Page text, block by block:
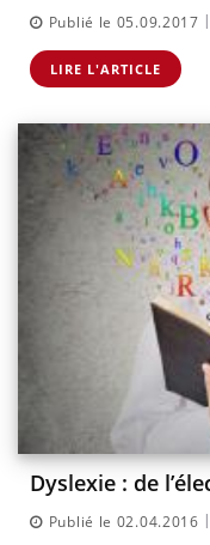
Publié le 05.09.2017 |
LIRE L'ARTICLE
Dyslexie : de
Publié le 02.04.2016 |